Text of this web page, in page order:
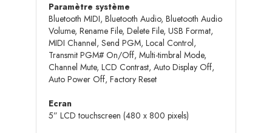
Paramètre système
Bluetooth MIDI, Bluetooth Audio, Bluetooth Audio
Volume, Rename File, Delete File, USB Format,
MIDI Channel, Send PGM, Local Control,
Transmit PGM# On/Off, Multi-timbral Mode,
Channel Mute, LCD Contrast, Auto Display Off,
Auto Power Off, Factory Reset
Ecran
5” LCD touchscreen (480 x 800 pixels)